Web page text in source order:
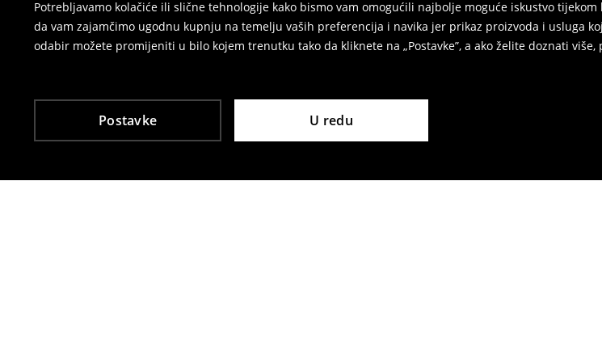
Potrebljavamo kolačiće ili slične tehnologije kako bismo vam omogućili najbolje moguće iskustvo
da vam zajamčimo ugodnu kupnju na temelju vaših preferencija i navika jer prikaz proizvoda i usluga
odabir možete promijeniti u bilo kojem trenutku tako da kliknete na „Postavke”, a ako želite doznati više,
Postavke U redu